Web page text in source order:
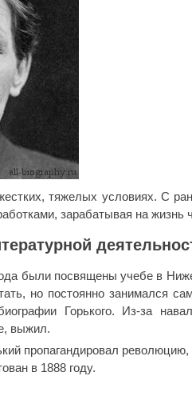
тяжелых условиях. С
зарабатывая на жизнь
были посвящены учебе в
но постоянно занимался
Горького. Из-за
выжил.
пропагандировал
в 1888 году.